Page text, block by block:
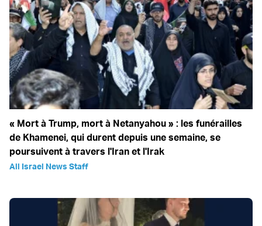
« Mort à Trump, mort à Netanyahou » : les funérailles
de Khamenei, qui durent depuis une semaine, se
poursuivent à travers l'Iran et l'Irak
All Israel News Staff